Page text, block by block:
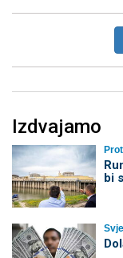
Izdvajamo
bi